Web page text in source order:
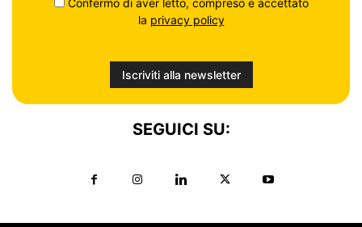
Confermo di aver letto, compreso e accettato
la privacy policy
SEGUICI SU: